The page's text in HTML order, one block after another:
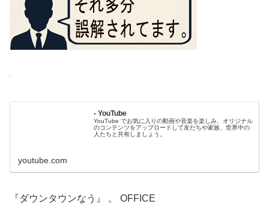
- YouTube
YouTube でお気に入りの動画や音楽を楽しみ、オリジナル
のコンテンツをアップロードして友だちや家族、世界中の
人たちと共有しましょう。
youtube.com
『ダウンタウンなう』 。 OFFICE